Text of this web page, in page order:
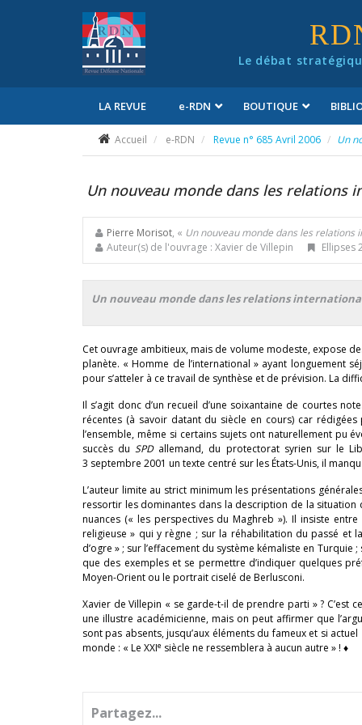
Le débat
LA REVUE e-RDN BOUTIQUE
Accueil e-RDN Revue n° 685 Avril 2006 Un
Un nouveau monde dans les relations
Pierre Morisot, « Un nouveau monde dans les relations
Auteur(s) de l'ouvrage : Xavier de Villepin
Ellipses
Un nouveau monde dans les relations
Cet ouvrage ambitieux, mais de volume modeste, expose
planète. « Homme de l’international » ayant longuement
pour s’atteler à ce travail de synthèse et de prévision. La
Il s’agit donc d’un recueil d’une soixantaine de courtes
récentes (à savoir datant du siècle en cours) car
l’ensemble, même si certains sujets ont naturellement pu
succès duSPD allemand, du protectorat syrien sur le
3 septembre 2001 un texte centré sur les États-Unis, il
L’auteur limite au strict minimum les présentations
ressortir les dominantes dans la description de la
nuances (« les perspectives du Maghreb »). Il insiste
religieuse » qui y règne ; sur la réhabilitation du passé et
d’ogre » ; sur l’effacement du système kémaliste en
que des exemples et se permettre d’indiquer quelques
Moyen-Orient ou le portrait ciselé de Berlusconi.
Xavier de Villepin « se garde-t-il de prendre parti » ? C’est
une illustre académicienne, mais on peut affirmer que
sont pas absents, jusqu’aux éléments du fameux et si
monde : « Le XXIe siècle ne ressemblera à aucun autre » ! ♦
Partagez...